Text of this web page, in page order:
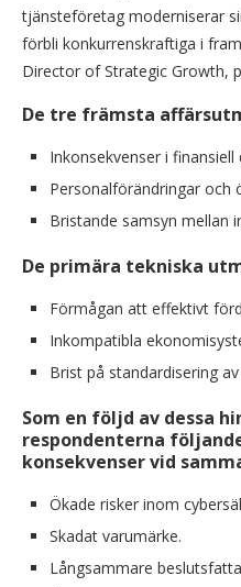
tjänsteföretag moderniserar
förbli konkurrenskraftiga i
Director of Strategic Growth,
De tre främsta
Inkonsekvenser i finansiell
Personalförändringar och
Bristande samsyn mellan
De primära tekniska
Förmågan att effektivt
Inkompatibla
Brist på standardisering
Som en följd av dessa
respondenterna
konsekvenser vid
Ökade risker inom
Skadat varumärke.
Långsammare